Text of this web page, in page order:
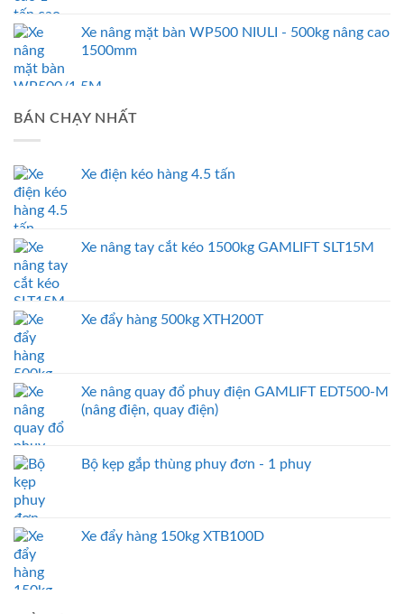
Xe nâng mặt bàn WP500 NIULI - 500kg nâng cao
1500mm
BÁN CHẠY NHẤT
Xe điện kéo hàng 4.5 tấn
Xe nâng tay cắt kéo 1500kg GAMLIFT SLT15M
Xe đẩy hàng 500kg XTH200T
Xe nâng quay đổ phuy điện GAMLIFT EDT500-M
(nâng điện, quay điện)
Bộ kẹp gắp thùng phuy đơn - 1 phuy
Xe đẩy hàng 150kg XTB100D